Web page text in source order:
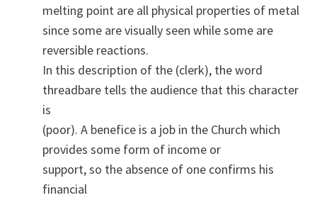
melting point are all physical properties of metal
since some are visually seen while some are
reversible reactions.
In this description of the (clerk), the word
threadbare tells the audience that this character
is
(poor). A benefice is a job in the Church which
provides some form of income or
support, so the absence of one confirms his
financial